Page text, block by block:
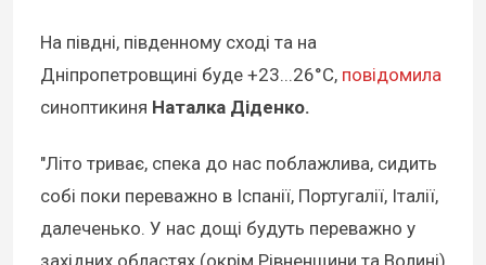
На півдні, південному сході та на
Дніпропетровщині буде +23...26°С, повідомила
синоптикиня Наталка Діденко.
"Літо триває, спека до нас поблажлива, сидить
собі поки переважно в Іспанії, Португалії, Італії,
далеченько. У нас дощі будуть переважно у